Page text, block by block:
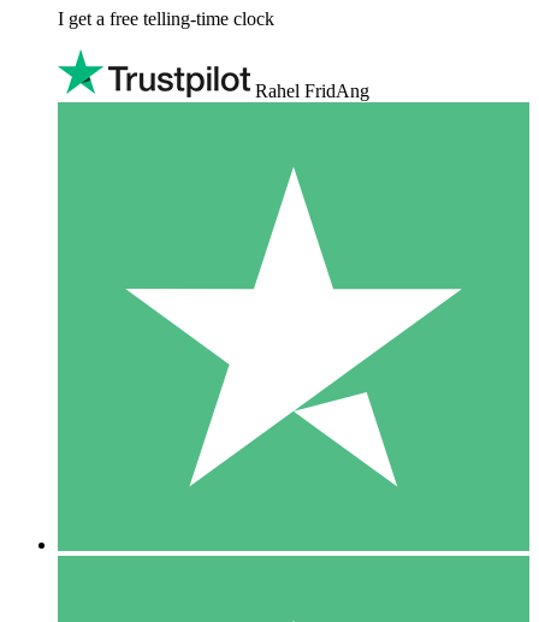
I get a free telling-time clock
Rahel FridAng